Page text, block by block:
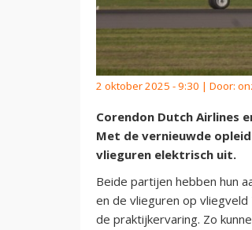
2 oktober 2025 - 9:30 | Door:
Corendon Dutch Airlines
Met de vernieuwde
vlieguren elektrisch uit.
Beide partijen hebben hun
en de vlieguren op
de praktijkervaring. Zo